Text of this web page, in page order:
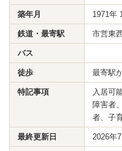
築年月 1971年
鉄道・最寄駅 市営東
バス
徒歩 最寄駅
特記事項
入居可
障害者
者、子
最終更新日 2026年